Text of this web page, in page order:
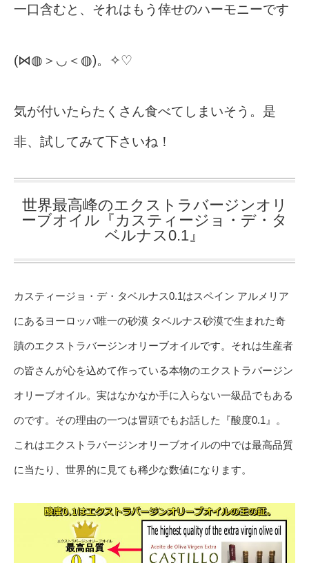
一口含むと、それはもう倖せのハーモニーです
(⋈◍＞◡＜◍)。✧♡
気が付いたらたくさん食べてしまいそう。是
非、試してみて下さいね！
世界最高峰のエクストラバージンオリ
ーブオイル『カスティージョ・デ・タ
ベルナス0.1』
カスティージョ・デ・タベルナス0.1はスペイン アルメリア
にあるヨーロッパ唯一の砂漠 タベルナス砂漠で生まれた奇
蹟のエクストラバージンオリーブオイルです。それは生産者
の皆さんが心を込めて作っている本物のエクストラバージン
オリーブオイル。実はなかなか手に入らない一級品でもある
のです。その理由の一つは冒頭でもお話した『酸度0.1』。
これはエクストラバージンオリーブオイルの中では最高品質
に当たり、世界的に見ても稀少な数値になります。